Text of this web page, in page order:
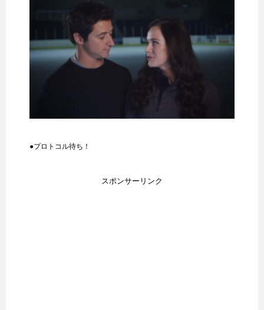
●プロトコル待ち！
スポンサーリンク